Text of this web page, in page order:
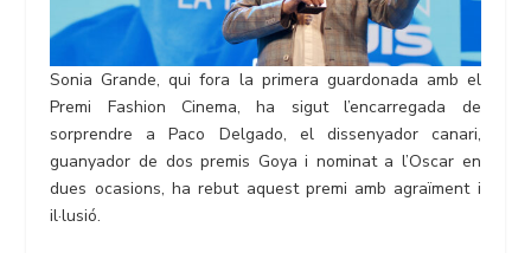
Sonia Grande, qui fora la primera guardonada amb el
Premi Fashion Cinema, ha sigut l’encarregada de
sorprendre a Paco Delgado, el dissenyador canari,
guanyador de dos premis Goya i nominat a l’Oscar en
dues ocasions, ha rebut aquest premi amb agraïment i
il·lusió.